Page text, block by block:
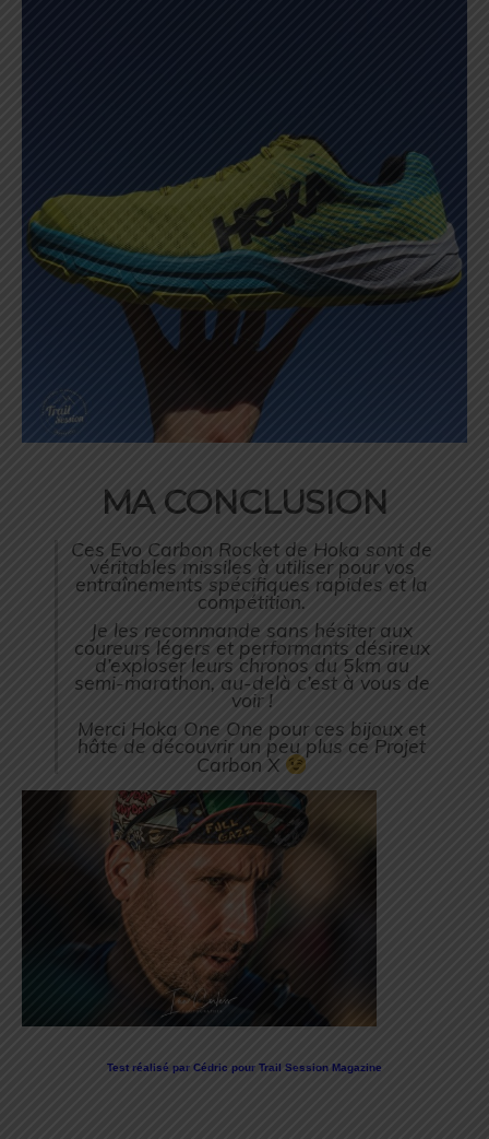
MA CONCLUSION
Ces Evo Carbon Rocket de Hoka sont de
véritables missiles à utiliser pour vos
entraînements spécifiques rapides et la
compétition.
Je les recommande sans hésiter aux
coureurs légers et performants désireux
d’exploser leurs chronos du 5km au
semi-marathon, au-delà c’est à vous de
voir !
Merci Hoka One One pour ces bijoux et
hâte de découvrir un peu plus ce Projet
Carbon X
Test réalisé par Cédric pour Trail Session Magazine